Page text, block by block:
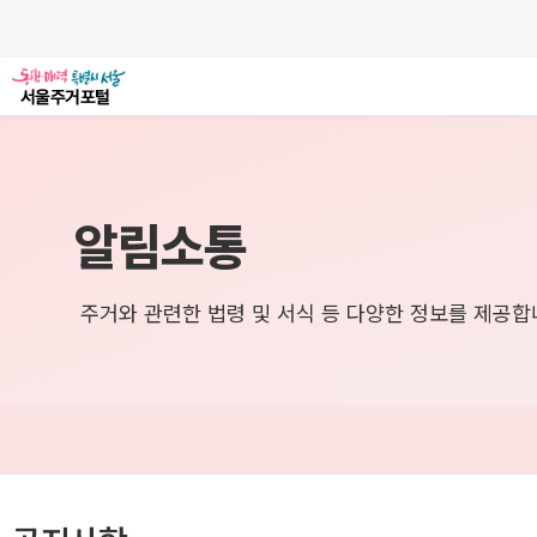
알림소통
주거와 관련한 법령 및 서식 등 다양한 정보를 제공합